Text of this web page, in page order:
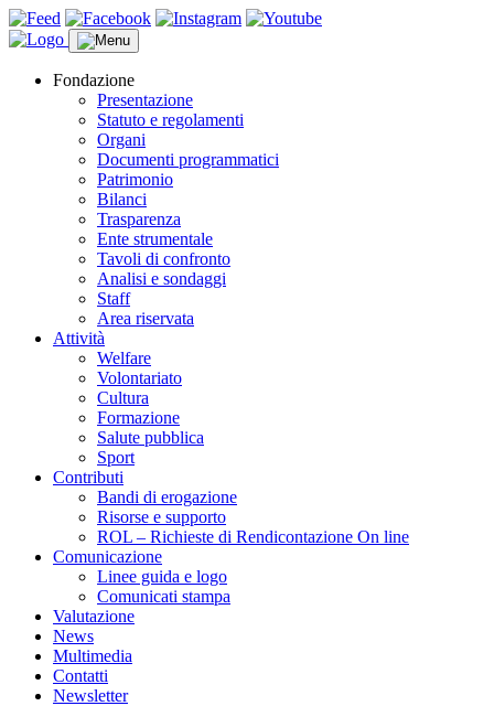
Fondazione
Presentazione
Statuto e regolamenti
Organi
Documenti programmatici
Patrimonio
Bilanci
Trasparenza
Ente strumentale
Tavoli di confronto
Analisi e sondaggi
Staff
Area riservata
Attività
Welfare
Volontariato
Cultura
Formazione
Salute pubblica
Sport
Contributi
Bandi di erogazione
Risorse e supporto
ROL – Richieste di Rendicontazione On line
Comunicazione
Linee guida e logo
Comunicati stampa
Valutazione
News
Multimedia
Contatti
Newsletter